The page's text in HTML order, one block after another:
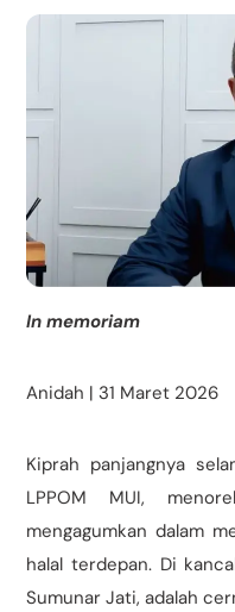
In memoriam
Anidah | 31 Maret 2026
Kiprah panjangnya
LPPOM MUI,
mengagumkan dalam
halal terdepan. Di
Sumunar Jati, adalah